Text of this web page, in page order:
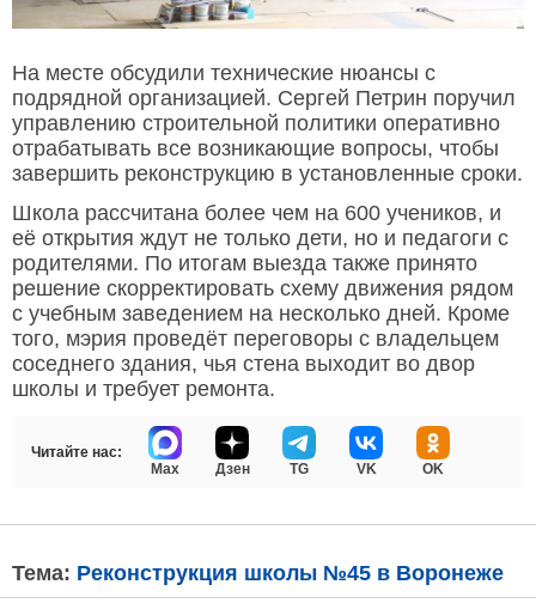
На месте обсудили технические нюансы с
подрядной организацией. Сергей Петрин поручил
управлению строительной политики оперативно
отрабатывать все возникающие вопросы, чтобы
завершить реконструкцию в установленные сроки.
Школа рассчитана более чем на 600 учеников, и
её открытия ждут не только дети, но и педагоги с
родителями. По итогам выезда также принято
решение скорректировать схему движения рядом
с учебным заведением на несколько дней. Кроме
того, мэрия проведёт переговоры с владельцем
соседнего здания, чья стена выходит во двор
школы и требует ремонта.
Читайте нас:
Max
Дзен TG VK OK
Тема: Реконструкция школы №45 в Воронеже